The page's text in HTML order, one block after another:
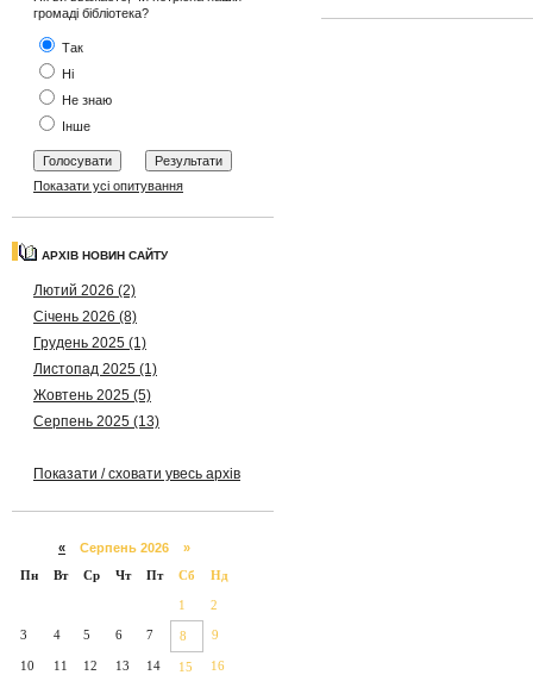
громаді бібліотека?
Так
Ні
Не знаю
Інше
Показати усі опитування
АРХІВ НОВИН САЙТУ
Лютий 2026 (2)
Січень 2026 (8)
Грудень 2025 (1)
Листопад 2025 (1)
Жовтень 2025 (5)
Серпень 2025 (13)
Показати / сховати увесь архів
« Серпень 2026 »
Пн
Вт Ср Чт Пт Сб Нд
1 2
3 4 5 6 7 8 9
10 11 12 13 14 15 16